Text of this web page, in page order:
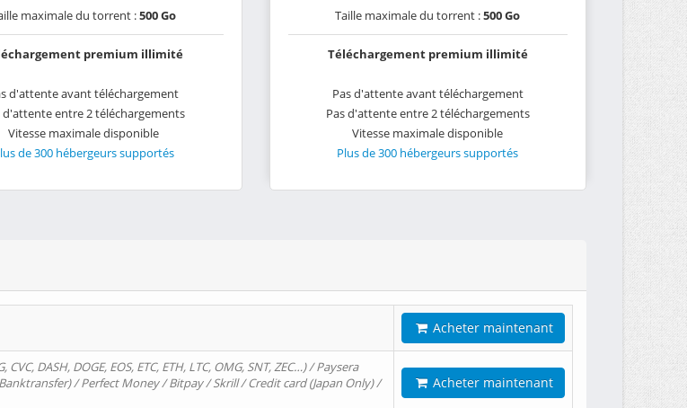
maximale du torrent :500 Go
premium illimité
d'attente avant téléchargement
d'attente entre 2 téléchargements
Vitesse maximale disponible
de 300 hébergeurs supportés
Taille maximale du torrent :500 Go
Téléchargement premium illimité
Pas d'attente avant téléchargement
Pas d'attente entre 2 téléchargements
Vitesse maximale disponible
Plus de 300 hébergeurs supportés
Acheter maintenant
DASH, DOGE, EOS, ETC, ETH, LTC, OMG, SNT, ZEC…) / Paysera
/ Perfect Money / Bitpay / Skrill / Credit card (Japan Only) /
Acheter maintenant